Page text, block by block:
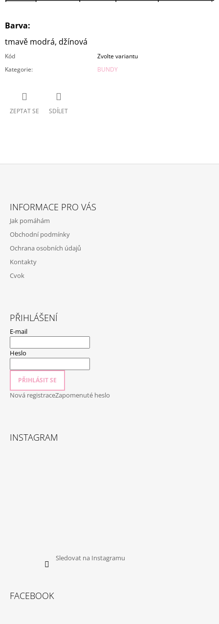
Barva:
tmavě modrá, džínová
Kód
Zvolte variantu
Kategorie: BUNDY
ZEPTAT SE SDÍLET
INFORMACE PRO VÁS
Jak pomáhám
Obchodní podmínky
Ochrana osobních údajů
Kontakty
Cvok
PŘIHLÁŠENÍ
E-mail
Heslo
PŘIHLÁSIT SE
Nová registraceZapomenuté heslo
INSTAGRAM
Sledovat na Instagramu
FACEBOOK